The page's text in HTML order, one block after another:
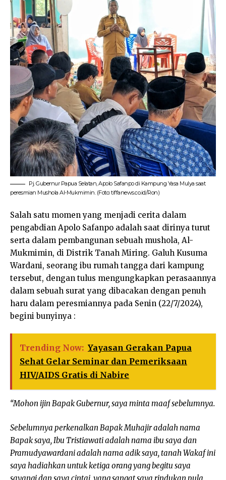
Pj. Gubernur Papua Selatan, Apolo Safanpo di Kampung Yasa Mulya saat
peresmian Mushola Al-Mukmimin. (Foto: tiffanews.co.id/Ron)
Salah satu momen yang menjadi cerita dalam
pengabdian Apolo Safanpo adalah saat dirinya turut
serta dalam pembangunan sebuah mushola, Al-
Mukmimin, di Distrik Tanah Miring. Galuh Kusuma
Wardani, seorang ibu rumah tangga dari kampung
tersebut, dengan tulus mengungkapkan perasaannya
dalam sebuah surat yang dibacakan dengan penuh
haru dalam peresmiannya pada Senin (22/7/2024),
begini bunyinya :
Trending Now: Yayasan Gerakan Papua
Sehat Gelar Seminar dan Pemeriksaan
HIV/AIDS Gratis di Nabire
“Mohon ijin Bapak Gubernur, saya minta maaf sebelumnya.
Sebelumnya perkenalkan Bapak Muhajir adalah nama
Bapak saya, Ibu Tristiawati adalah nama ibu saya dan
Pramudyawardani adalah nama adik saya, tanah Wakaf ini
saya hadiahkan untuk ketiga orang yang begitu saya